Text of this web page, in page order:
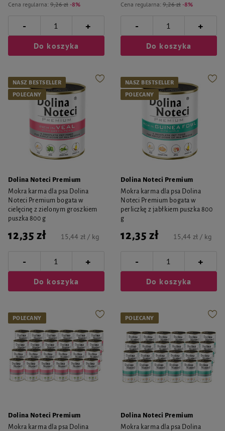
Cena regularna: 9,26 zł -8%
- +
Do koszyka
Cena regularna: 9,26 zł -8%
- +
Do koszyka
NASZ BESTSELLER
POLECANY
Dolina Noteci Premium
Mokra karma dla psa Dolina
Noteci Premium bogata w
cielęcinę z zielonym groszkiem
puszka 800 g
12,35 zł 15,44 zł / kg
- +
Do koszyka
NASZ BESTSELLER
POLECANY
Dolina Noteci Premium
Mokra karma dla psa Dolina
Noteci Premium bogata w
perliczkę z jabłkiem puszka 800
g
12,35 zł 15,44 zł / kg
- +
Do koszyka
POLECANY
Dolina Noteci Premium
Mokra karma dla psa Dolina
POLECANY
Dolina Noteci Premium
Mokra karma dla psa Dolina